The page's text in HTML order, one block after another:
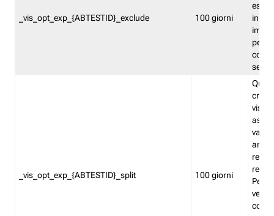
_vis_opt_exp_{ABTESTID}_exclude 100 giorni
in
_vis_opt_exp_{ABTESTID}_split 100 giorni